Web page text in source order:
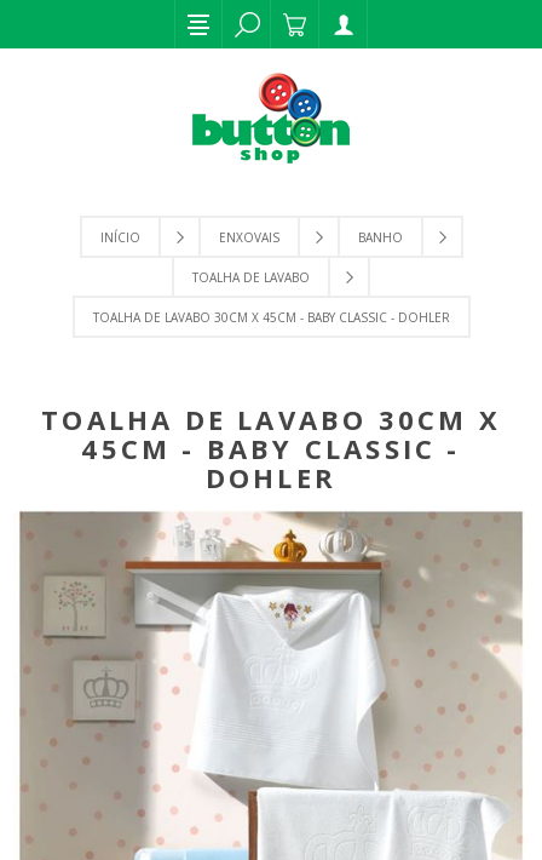
INÍCIO ENXOVAIS BANHO
TOALHA DE LAVABO
TOALHA DE LAVABO 30CM X 45CM - BABY CLASSIC - DOHLER
TOALHA DE LAVABO 30CM X
45CM - BABY CLASSIC -
DOHLER